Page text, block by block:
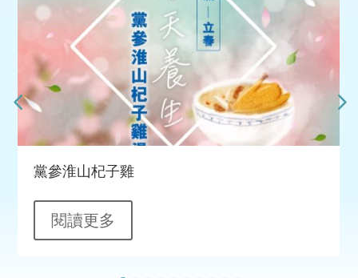
黨參淮山杞子雞
閱讀更多